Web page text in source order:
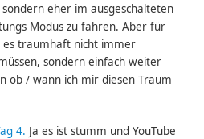
eher im ausgeschalteten
Modus zu fahren. Aber für
es traumhaft nicht immer
sondern einfach weiter
ob / wann ich mir diesen Traum
4. Ja es ist stumm und YouTube